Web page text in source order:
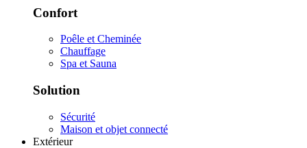
Confort
Poêle et Cheminée
Chauffage
Spa et Sauna
Solution
Sécurité
Maison et objet connecté
Extérieur